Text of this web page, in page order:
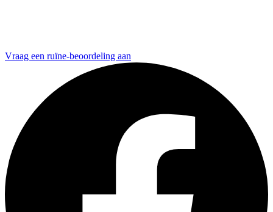
Vraag een ruïne-beoordeling aan